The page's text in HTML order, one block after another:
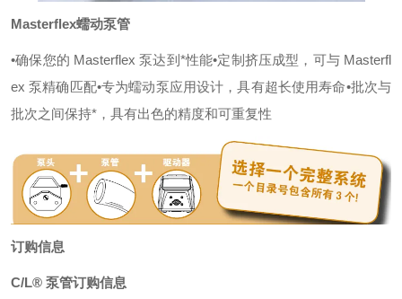
Masterflex蠕动泵管
•确保您的 Masterflex 泵达到*性能•定制挤压成型，可与 Masterfl
ex 泵精确匹配•专为蠕动泵应用设计，具有超长使用寿命•批次与
批次之间保持*，具有出色的精度和可重复性
订购信息
C/L® 泵管订购信息